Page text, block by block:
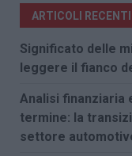
ARTICOLI RECENTI
Significato delle
leggere il fianco
Analisi finanziaria
termine: la
settore